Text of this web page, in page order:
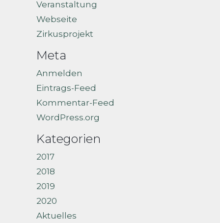
Veranstaltung
Webseite
Zirkusprojekt
Meta
Anmelden
Eintrags-Feed
Kommentar-Feed
WordPress.org
Kategorien
2017
2018
2019
2020
Aktuelles